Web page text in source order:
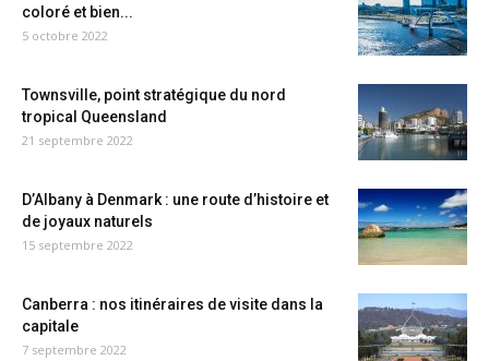
coloré et bien...
5 octobre 2022
Townsville, point stratégique du nord
tropical Queensland
21 septembre 2022
D’Albany à Denmark : une route d’histoire et
de joyaux naturels
15 septembre 2022
Canberra : nos itinéraires de visite dans la
capitale
7 septembre 2022